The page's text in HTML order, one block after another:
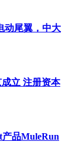
动尾翼，中大
立 注册资本
品MuleRun